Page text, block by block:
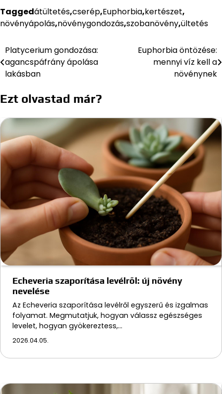
Taggedátültetés,cserép,Euphorbia,kertészet,
növényápolás,növénygondozás,szobanövény,ültetés
Bejegyzés
navigáció
Platycerium gondozása:
agancspáfrány ápolása
lakásban
Euphorbia öntözése:
mennyi víz kell a
növénynek
Ezt olvastad már?
Echeveria szaporítása levélről: új növény
nevelése
Az Echeveria szaporítása levélről egyszerű és izgalmas
folyamat. Megmutatjuk, hogyan válassz egészséges
levelet, hogyan gyökereztess,…
2026.04.05.